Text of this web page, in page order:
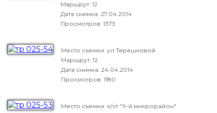
Маршрут: 12
Дата снимка: 27.04.2014
Просмотров: 1373
Место съемки: ул.Терешковой
Маршрут: 12
Дата снимка: 24.04.2014
Просмотров: 1180
Место съемки: к/ст "9-й микрорайон"